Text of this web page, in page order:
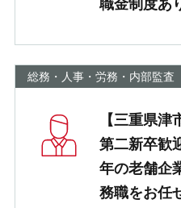
職金制度あ
総務・人事・労務・内部監査
【三重県津
第二新卒歓
年の老舗企
務職をお任